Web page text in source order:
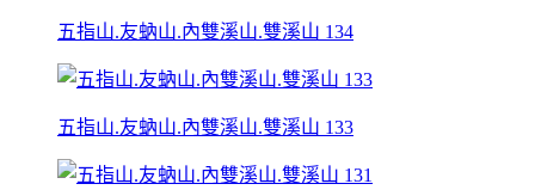
五指山.友蚋山.內雙溪山.雙溪山 134
五指山.友蚋山.內雙溪山.雙溪山 133